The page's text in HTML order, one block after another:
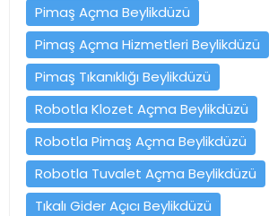
Pimaş Açma Beylikdüzü
Pimaş Açma Hizmetleri Beylikdüzü
Pimaş Tıkanıklığı Beylikdüzü
Robotla Klozet Açma Beylikdüzü
Robotla Pimaş Açma Beylikdüzü
Robotla Tuvalet Açma Beylikdüzü
Tıkalı Gider Açıcı Beylikdüzü